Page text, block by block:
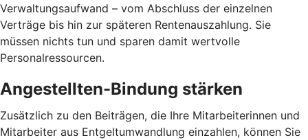
Verwaltungsaufwand – vom Abschluss der einzelnen
Verträge bis hin zur späteren Rentenauszahlung. Sie
müssen nichts tun und sparen damit wertvolle
Personalressourcen.
Angestellten-Bindung stärken
Zusätzlich zu den Beiträgen, die Ihre Mitarbeiterinnen und
Mitarbeiter aus Entgeltumwandlung einzahlen, können Sie